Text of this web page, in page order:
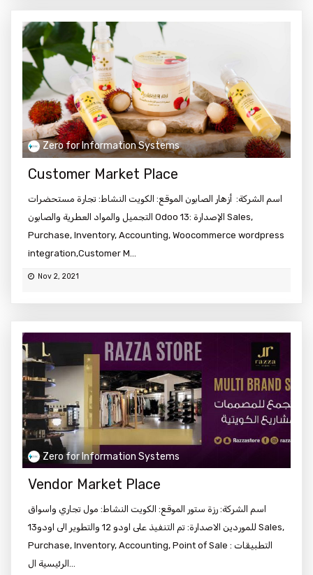
Zero for Information Systems
Customer Market Place
اسم الشركة: أزهار الصابون الموقع: الكويت النشاط: تجارة مستحضرات
التجميل والمواد العطرية والصابون Odoo 13: الإصدارة Sales,
Purchase, Inventory, Accounting, Woocommerce wordpress
integration,Customer M...
Nov 2, 2021
Zero for Information Systems
Vendor Market Place
اسم الشركة: رزة ستور الموقع: الكويت النشاط: مول تجاري واسواق
للموردين الاصدارة: تم التنفيذ على اودو 12 والتطوير الى اودو13 Sales,
Purchase, Inventory, Accounting, Point of Sale : التطبيقات
الرئيسية ال...